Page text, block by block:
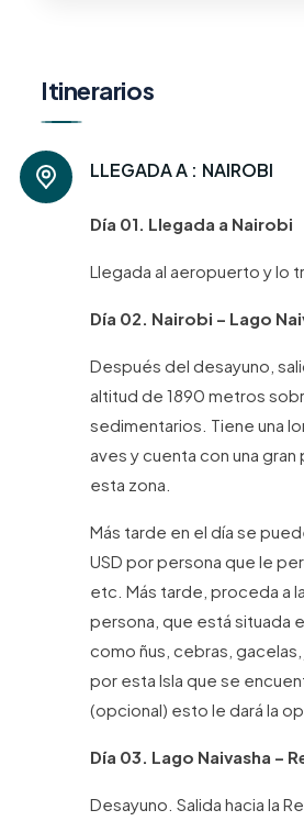
Itinerarios
LLEGADA A : NAIROBI
Día 01. Llegada a Nairobi
Llegada al aeropuerto y lo
Día 02. Nairobi – Lago
Después del desayuno,
altitud de 1890 metros
sedimentarios. Tiene una
aves y cuenta con una
esta zona.
Más tarde en el día se
USD por persona que le
etc. Más tarde, proceda a
persona, que está situada
como ñus, cebras,
por esta Isla que se
(opcional) esto le dará la
Día 03. Lago Naivasha –
Desayuno. Salida hacia la